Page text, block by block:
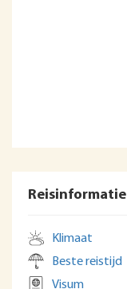
Reisinformatie
Klimaat
Beste reistijd
Visum